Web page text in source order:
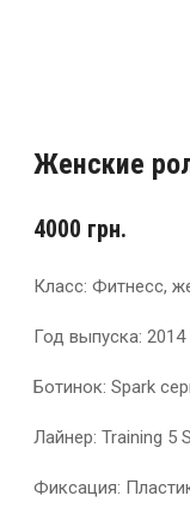
Женские
4000 грн.
Класс: Фитнеcс,
Год выпуска: 2014
Ботинок: Spark
Лайнер: Training 5
Фиксация: